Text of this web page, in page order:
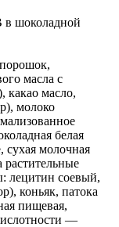
шоколадной
порошок,
масла с
какао масло,
молоко
белая
сухая молочная
растительные
лецитин соевый,
коньяк, патока
пищевая,
—